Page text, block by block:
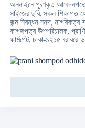
অনলাইনে পূরণকৃত
সাইজের ছবি, সকল শিক্ষাগত
জন্ম নিবন্ধন সনদ,
কাগজপত্র উপপরিচালক,
ফার্মগেট, ঢাকা-১২১৫